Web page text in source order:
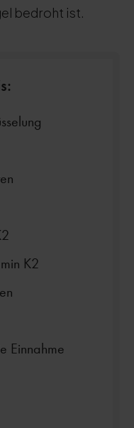
bedroht ist.
K2
Einnahme